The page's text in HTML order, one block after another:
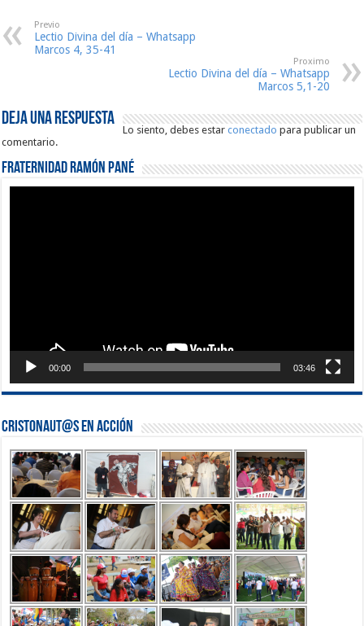
Previo
Lectio Divina del día – Whatsapp
Marcos 4, 35-41
Proximo
Lectio Divina del día – Whatsapp
Marcos 5,1-20
Deja una respuesta
Lo siento, debes estarconectado para publicar un
comentario.
Fraternidad Ramón Pané
00:00 03:46
Cristonaut@s en Acción